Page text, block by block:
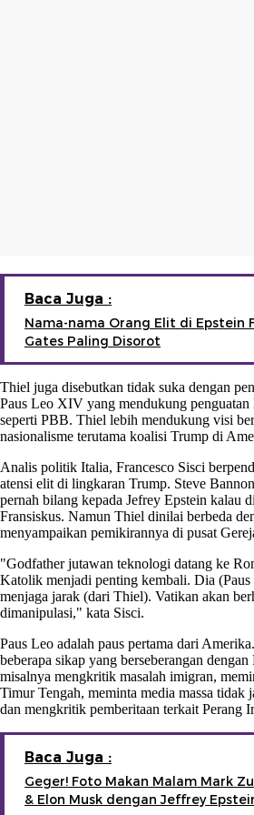
Baca Juga :
Nama-nama Orang Elit di Epstein
Gates Paling Disorot
Thiel juga disebutkan tidak suka dengan
Paus Leo XIV yang mendukung penguatan
seperti PBB. Thiel lebih mendukung visi
nasionalisme terutama koalisi Trump di
Analis politik Italia, Francesco Sisci
atensi elit di lingkaran Trump. Steve
pernah bilang kepada Jefrey Epstein kalau
Fransiskus. Namun Thiel dinilai berbeda
menyampaikan pemikirannya di pusat
"Godfather jutawan teknologi datang ke
Katolik menjadi penting kembali. Dia (Paus
menjaga jarak (dari Thiel). Vatikan akan
dimanipulasi," kata Sisci.
Paus Leo adalah paus pertama dari
beberapa sikap yang berseberangan
misalnya mengkritik masalah imigran,
Timur Tengah, meminta media massa tidak
dan mengkritik pemberitaan terkait Perang
Baca Juga :
Geger! Foto Makan Malam Mark
& Elon Musk dengan Jeffrey